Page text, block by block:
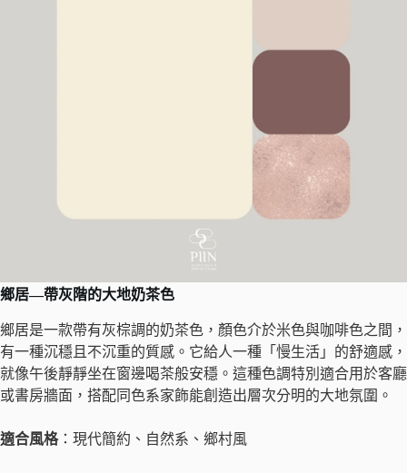
鄉居—帶灰階的大地奶茶色
鄉居是一款帶有灰棕調的奶茶色，顏色介於米色與咖啡色之間，
有一種沉穩且不沉重的質感。它給人一種「慢生活」的舒適感，
就像午後靜靜坐在窗邊喝茶般安穩。這種色調特別適合用於客廳
或書房牆面，搭配同色系家飾能創造出層次分明的大地氛圍。
適合風格：現代簡約、自然系、鄉村風